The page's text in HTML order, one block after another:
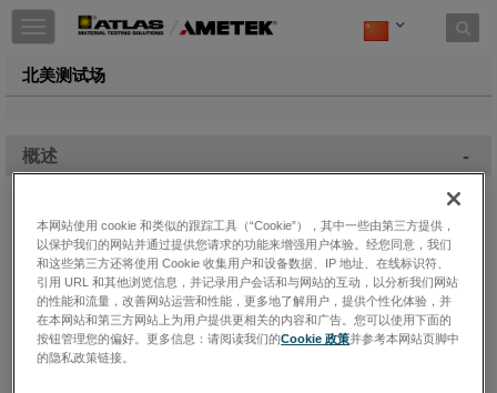
Toggle
navigation
北美测试场
概述 -
本网站使用 cookie 和类似的跟踪工具（“Cookie”），其中一些由第三方提供，
以保护我们的网站并通过提供您请求的功能来增强用户体验。经您同意，我们
和这些第三方还将使用 Cookie 收集用户和设备数据、IP 地址、在线标识符、
引用 URL 和其他浏览信息，并记录用户会话和与网站的互动，以分析我们网站
的性能和流量，改善网站运营和性能，更多地了解用户，提供个性化体验，并
在本网站和第三方网站上为用户提供更相关的内容和广告。您可以使用下面的
按钮管理您的偏好。更多信息：请阅读我们的Cookie 政策并参考本网站页脚中
的隐私政策链接。